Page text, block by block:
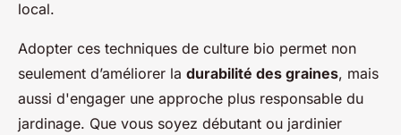
local.
Adopter ces techniques de culture bio permet non
seulement d’améliorer la durabilité des graines, mais
aussi d'engager une approche plus responsable du
jardinage. Que vous soyez débutant ou jardinier